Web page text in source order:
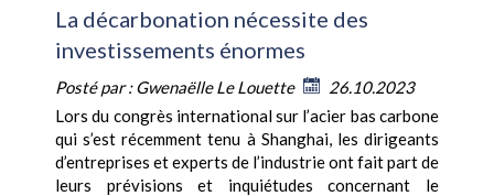
La décarbonation nécessite des
investissements énormes
Posté par :Gwenaëlle Le Louette
26.10.2023
Lors du congrès international sur l’acier bas carbone
qui s’est récemment tenu à Shanghai, les dirigeants
d’entreprises et experts de l’industrie ont fait part de
leurs prévisions et inquiétudes concernant le